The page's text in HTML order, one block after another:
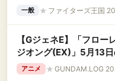
一般 ★ ファイターズ王国
【GジェネE】「フロ
ジオング(EX)」5月13
アニメ ★ GUNDAM.LOG